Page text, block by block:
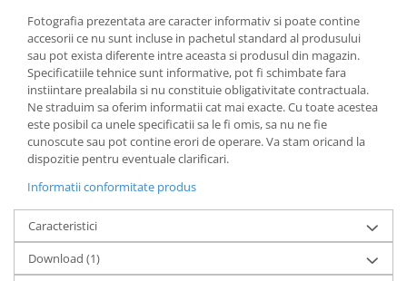
Fotografia prezentata are caracter informativ si poate contine
accesorii ce nu sunt incluse in pachetul standard al produsului
sau pot exista diferente intre aceasta si produsul din magazin.
Specificatiile tehnice sunt informative, pot fi schimbate fara
instiintare prealabila si nu constituie obligativitate contractuala.
Ne straduim sa oferim informatii cat mai exacte. Cu toate acestea
este posibil ca unele specificatii sa le fi omis, sa nu ne fie
cunoscute sau pot contine erori de operare. Va stam oricand la
dispozitie pentru eventuale clarificari.
Informatii conformitate produs
Caracteristici
Download (1)